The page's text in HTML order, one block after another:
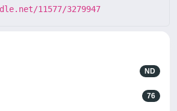
11577/3279947
ND
76